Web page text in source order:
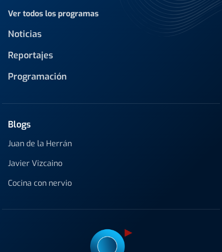
Ver todos los programas
Noticias
Reportajes
Programación
Blogs
Juan de la Herrán
Javier Vizcaino
Cocina con nervio